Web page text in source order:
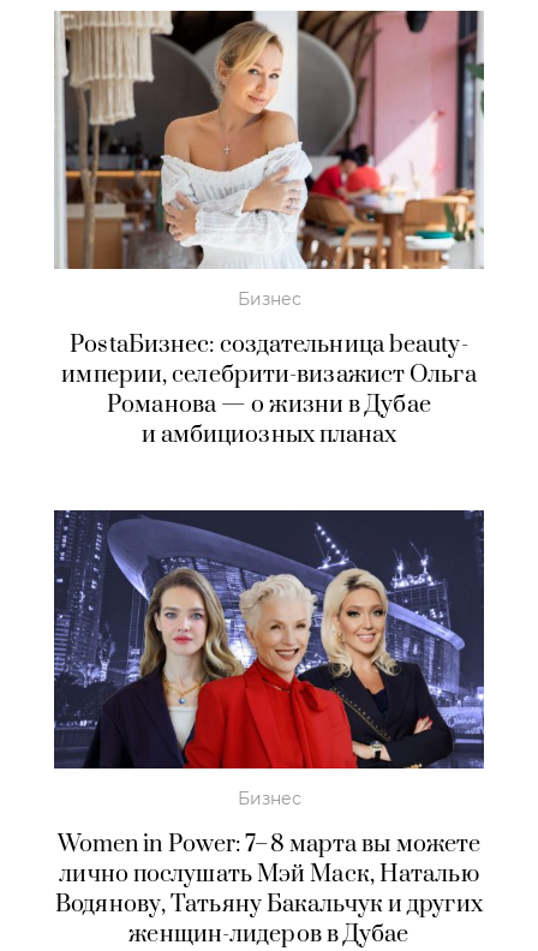
Бизнес
PostaБизнес: создательница beauty-
империи, селебрити-визажист Ольга
Романова — о жизни в Дубае
и амбициозных планах
Бизнес
Women in Power: 7–8 марта вы можете
лично послушать Мэй Маск, Наталью
Водянову, Татьяну Бакальчук и других
женщин-лидеров в Дубае